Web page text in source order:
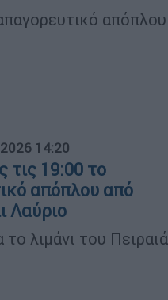
απόπλου
14:20
τις 19:00 το
απόπλου από
Λαύριο
το λιμάνι του Πειραιά